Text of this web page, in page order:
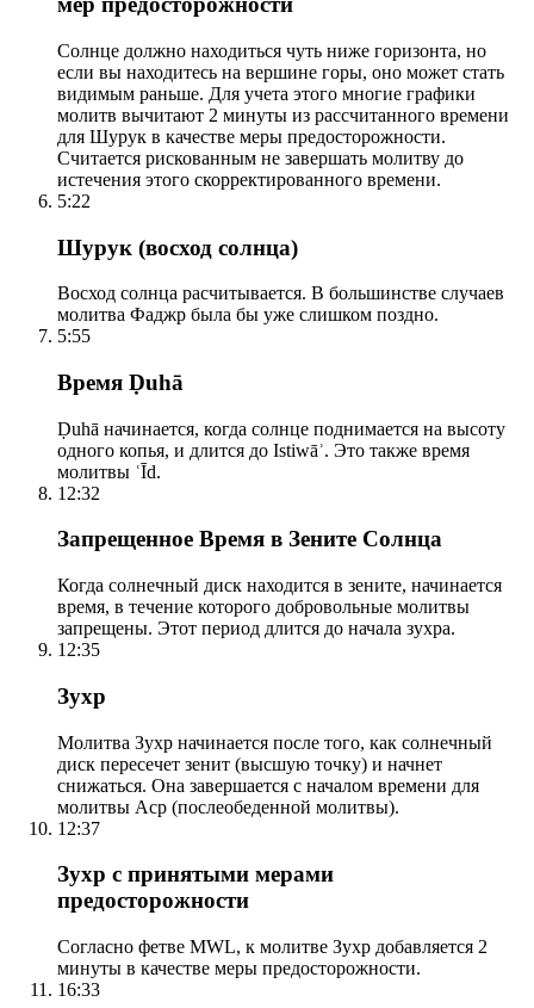
Солнце должно находиться чуть ниже горизонта, но
если вы находитесь на вершине горы, оно может стать
видимым раньше. Для учета этого многие графики
молитв вычитают 2 минуты из рассчитанного времени
для Шурук в качестве меры предосторожности.
Считается рискованным не завершать молитву до
истечения этого скорректированного времени.
5:22
Шурук (восход солнца)
Восход солнца расчитывается. В большинстве случаев
молитва Фаджр была бы уже слишком поздно.
5:55
Время Ḍuhā
Ḍuhā начинается, когда солнце поднимается на высоту
одного копья, и длится до Istiwāʾ. Это также время
молитвы ʿĪd.
12:32
Запрещенное Время в Зените Солнца
Когда солнечный диск находится в зените, начинается
время, в течение которого добровольные молитвы
запрещены. Этот период длится до начала зухра.
12:35
Зухр
Молитва Зухр начинается после того, как солнечный
диск пересечет зенит (высшую точку) и начнет
снижаться. Она завершается с началом времени для
молитвы Аср (послеобеденной молитвы).
12:37
Зухр с принятыми мерами
предосторожности
Согласно фетве MWL, к молитве Зухр добавляется 2
минуты в качестве меры предосторожности.
16:33